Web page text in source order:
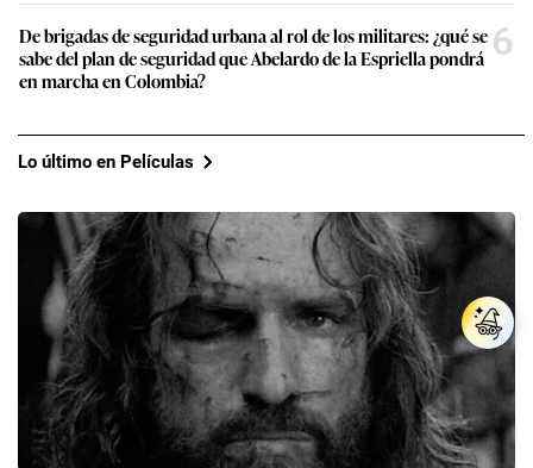
De brigadas de seguridad urbana al rol de los militares: ¿qué se
sabe del plan de seguridad que Abelardo de la Espriella pondrá
en marcha en Colombia?
6
Lo último en Películas